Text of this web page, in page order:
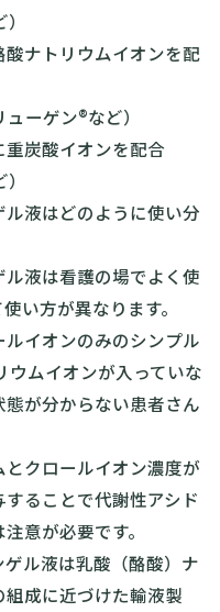
酸ナトリウムイオンを配
ーゲン®︎など）
重炭酸イオンを配合
液はどのように使い分
液は看護の場でよく使
い方が異なります。
イオンのみのシンプル
ウムイオンが入っていな
が分からない患者さん
クロールイオン濃度が
ることで代謝性アシド
意が必要です。
ル液は乳酸（酪酸）ナ
成に近づけた輸液製